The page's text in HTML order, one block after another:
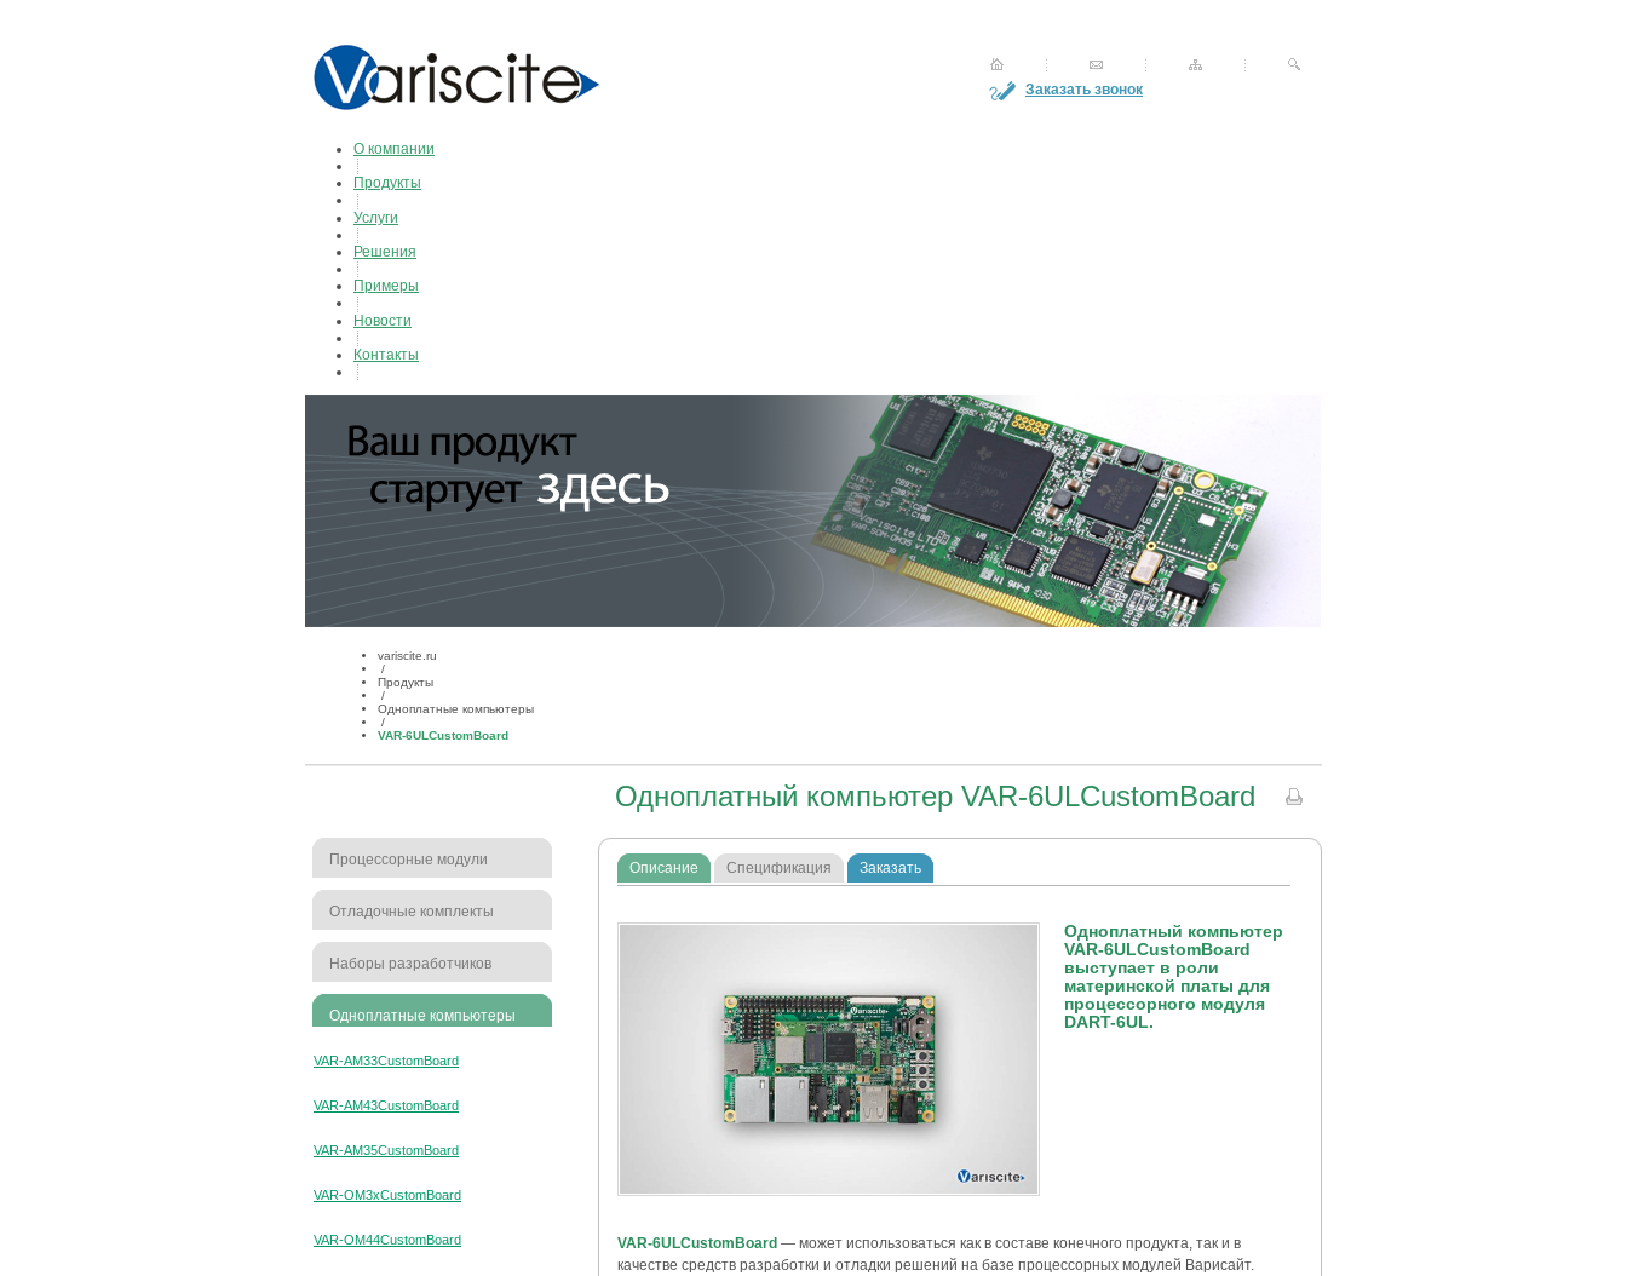
Заказать звонок
О компании
Продукты
Услуги
Решения
Примеры
Новости
Контакты
variscite.ru
/
Продукты
/
Одноплатные компьютеры
/
VAR-6ULCustomBoard
Одноплатный компьютер VAR-6ULCustomBoard
Процессорные модули
Отладочные комплекты
Наборы разработчиков
Одноплатные компьютеры
VAR-AM33CustomBoard
VAR-AM43CustomBoard
VAR-AM35CustomBoard
VAR-OM3xCustomBoard
VAR-OM44CustomBoard
Описание Спецификация Заказать
Одноплатный компьютер
VAR-6ULCustomBoard
выступает в роли
материнской платы для
процессорного модуля
DART-6UL.
VAR-6ULCustomBoard — может использоваться как в составе конечного продукта, так и в
качестве средств разработки и отладки решений на базе процессорных модулей Варисайт.